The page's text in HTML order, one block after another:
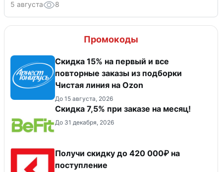
5 августа 8
Промокоды
Скидка 15% на первый и все
повторные заказы из подборки
Чистая линия на Ozon
До 15 августа, 2026
Скидка 7,5% при заказе на месяц!
До 31 декабря, 2026
Получи скидку до 420 000₽ на
поступление